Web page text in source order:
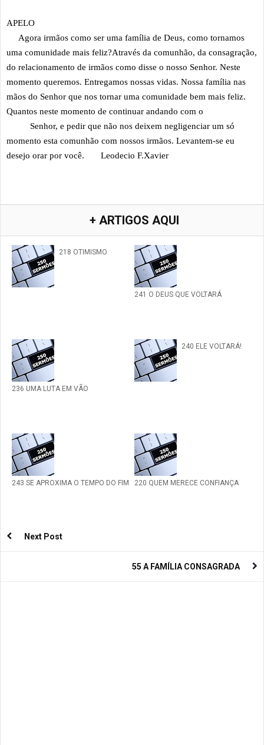
APELO
Agora irmãos como ser uma família de Deus, como tornamos
uma comunidade mais feliz?Através da comunhão, da consagração,
do relacionamento de irmãos como disse o nosso Senhor. Neste
momento queremos. Entregamos nossas vidas. Nossa família nas
mãos do Senhor que nos tornar uma comunidade bem mais feliz.
Quantos neste momento de continuar andando com o
Senhor, e pedir que não nos deixem negligenciar um só
momento esta comunhão com nossos irmãos. Levantem-se eu
desejo orar por você. Leodecio F.Xavier
+ ARTIGOS AQUI
218 OTIMISMO
241 O DEUS QUE VOLTARÁ
236 UMA LUTA EM VÃO
240 ELE VOLTARÁ!
243 SE APROXIMA O TEMPO DO FIM 220 QUEM MERECE CONFIANÇA
Next Post
55 A FAMÍLIA CONSAGRADA